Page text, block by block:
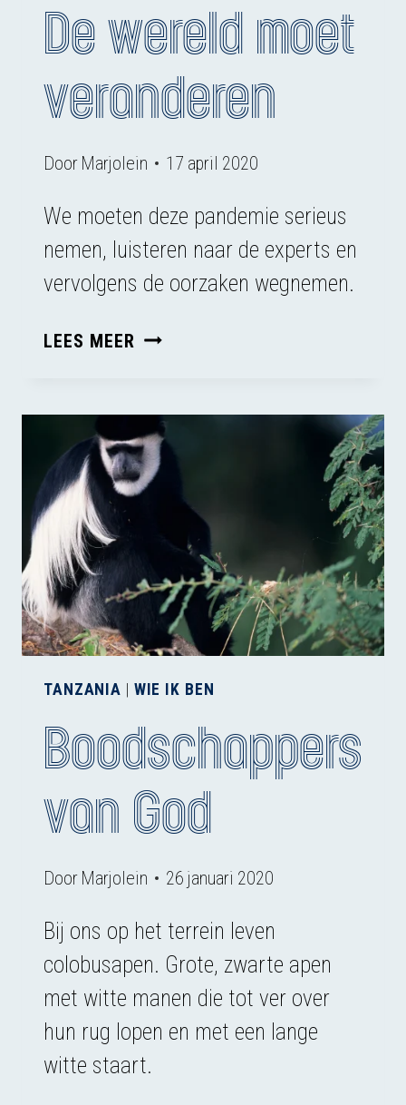
De wereld moet
veranderen
Door Marjolein 17 april 2020
We moeten deze pandemie serieus
nemen, luisteren naar de experts en
vervolgens de oorzaken wegnemen.
LEES MEER DE
VERANDEREN
TANZANIA WIE IK BEN
Boodschappers
van God
Door Marjolein 26 januari 2020
Bij ons op het terrein leven
colobusapen. Grote, zwarte apen
met witte manen die tot ver over
hun rug lopen en met een lange
witte staart.